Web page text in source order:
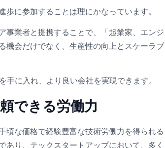
に参加することは理にかなっています。
事業者と提携することで、「起業家、エンジ
機会だけでなく、生産性の向上とスケーラブ
に入れ、より良い会社を実現できます。
できる労働力
頃な価格で経験豊富な技術労働力を得られる
り、テックスタートアップにおいて、多く